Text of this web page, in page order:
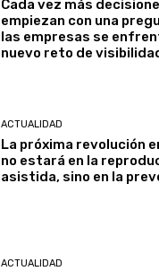
Cada vez más
empiezan con una
las empresas se
nuevo reto de
ACTUALIDAD
La próxima revolución
no estará en la
asistida, sino en la
ACTUALIDAD